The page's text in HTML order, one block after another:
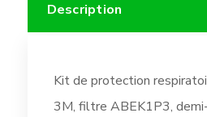
Description
Kit de protection
3M, filtre ABEK1P3,